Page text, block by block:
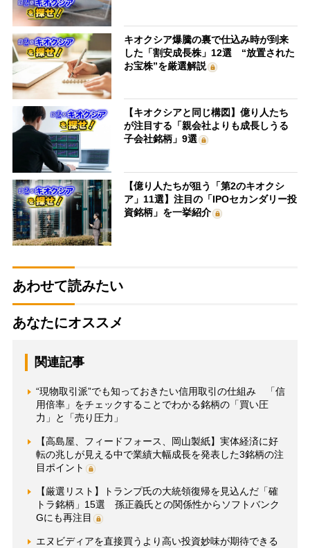
キオクシア爆騰の裏で仕込み時が到来
した「割安成長株」12選 “放置された
お宝株”を厳選解説
【キオクシアと同じ構図】億り人たち
が注目する「親会社よりも成長しうる
子会社銘柄」9選
【億り人たちが狙う「第2のキオクシ
ア」11選】注目の「IPOセカンダリー投
資銘柄」を一挙紹介
あわせて読みたい
あなたにオススメ
関連記事
“現物取引派”でも知っておきたい信用取引の仕組み 「信
用倍率」をチェックすることでわかる銘柄の「買い圧
力」と「売り圧力」
【高島屋、フィードフォース、岡山製紙】実体経済に好
転の兆しが見える中で業績大幅成長を発表した3銘柄の注
目ポイント
【厳選リスト】トランプ氏の大統領復帰を見込んだ「確
トラ銘柄」15選 孫正義氏との関係性からソフトバンク
Gにも再注目
エヌビディアを直接買うより高い投資妙味が期待できる